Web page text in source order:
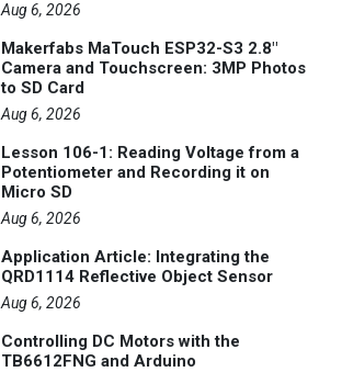
Aug 6, 2026
Makerfabs MaTouch ESP32-S3 2.8"
Camera and Touchscreen: 3MP Photos
to SD Card
Aug 6, 2026
Lesson 106-1: Reading Voltage from a
Potentiometer and Recording it on
Micro SD
Aug 6, 2026
Application Article: Integrating the
QRD1114 Reflective Object Sensor
Aug 6, 2026
Controlling DC Motors with the
TB6612FNG and Arduino